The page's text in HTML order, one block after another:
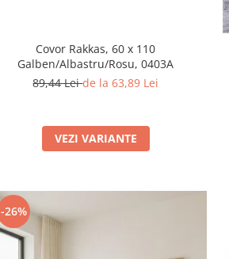
Covor Rakkas, 60 x 110
Galben/Albastru/Rosu, 0403A
89,44 Leide la 63,89 Lei
VEZI VARIANTE
-26%